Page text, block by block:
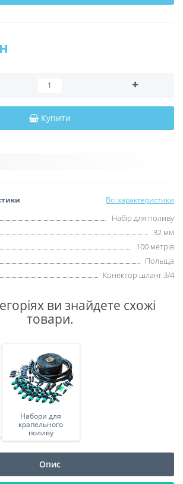
Купити
Всі характеристики
Набір для поливу
32 мм
100 метрів
Польща
Конектор шланг 3/4
ви знайдете схожі
товари.
Набори для
крапельного
поливу
Опис